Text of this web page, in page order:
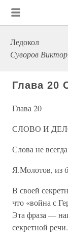
Ледокол
Суворов Виктор
Глава
Глава 20
СЛОВО И
Слова не
Я.Молотов, из
В своей
что «война с
Эта фраза —
секретной